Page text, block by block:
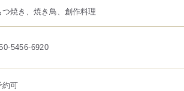
つ焼き、焼き鳥、創作料理
5456-6920
約可